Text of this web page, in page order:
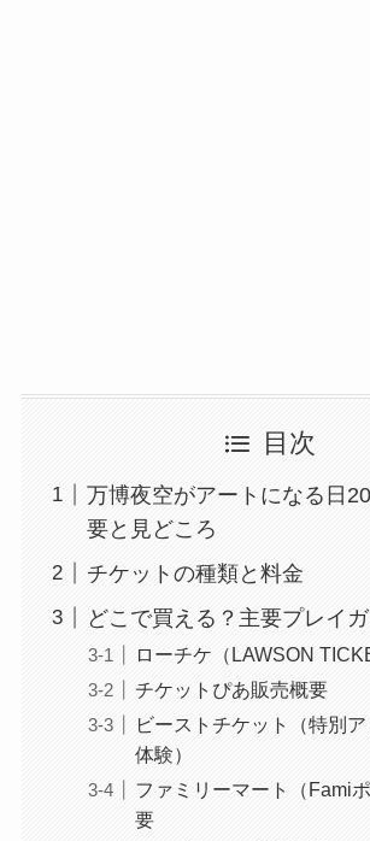
目次
万博夜空がアートになる日
要と見どころ
チケットの種類と料金
どこで買える？主要プレイ
ローチケ（LAWSON
チケットぴあ販売概要
ビーストチケット（特別
体験）
ファミリーマート（Fami
要